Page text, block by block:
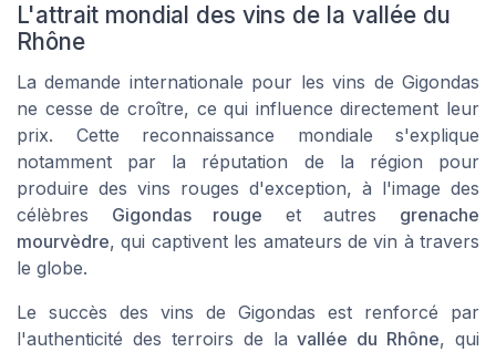
L'attrait mondial des vins de la vallée du
Rhône
La demande internationale pour les vins de Gigondas
ne cesse de croître, ce qui influence directement leur
prix. Cette reconnaissance mondiale s'explique
notamment par la réputation de la région pour
produire des vins rouges d'exception, à l'image des
célèbres Gigondas rouge et autres grenache
mourvèdre, qui captivent les amateurs de vin à travers
le globe.
Le succès des vins de Gigondas est renforcé par
l'authenticité des terroirs de lavallée du Rhône, qui